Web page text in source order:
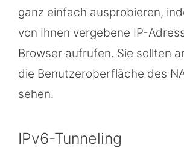
ganz einfach ausprobieren,
von Ihnen vergebene IP-
Browser aufrufen. Sie sollten
die Benutzeroberfläche des
sehen.
IPv6-Tunneling